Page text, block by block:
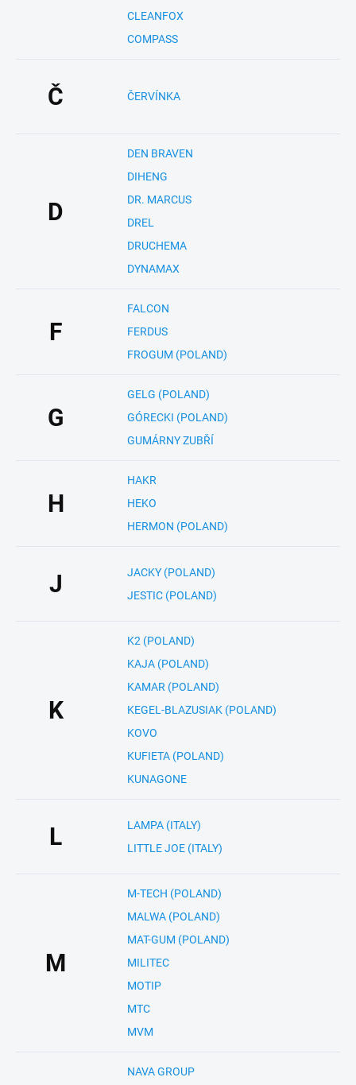
CLEANFOX
COMPASS
Č ČERVÍNKA
D
DEN BRAVEN
DIHENG
DR. MARCUS
DREL
DRUCHEMA
DYNAMAX
F
FALCON
FERDUS
FROGUM (POLAND)
G
GELG (POLAND)
GÓRECKI (POLAND)
GUMÁRNY ZUBŘÍ
H
HAKR
HEKO
HERMON (POLAND)
J
JACKY (POLAND)
JESTIC (POLAND)
K
K2 (POLAND)
KAJA (POLAND)
KAMAR (POLAND)
KEGEL-BLAZUSIAK (POLAND)
KOVO
KUFIETA (POLAND)
KUNAGONE
L
LAMPA (ITALY)
LITTLE JOE (ITALY)
M
M-TECH (POLAND)
MALWA (POLAND)
MAT-GUM (POLAND)
MILITEC
MOTIP
MTC
MVM
NAVA GROUP